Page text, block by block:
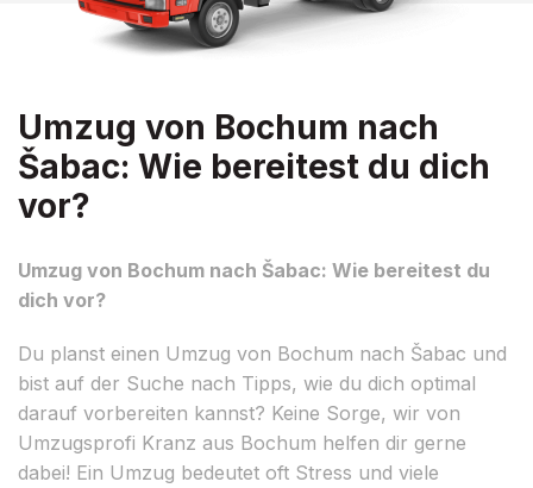
Umzug von Bochum nach
Šabac: Wie bereitest du dich
vor?
Umzug von Bochum nach Šabac: Wie bereitest du
dich vor?
Du planst einen Umzug von Bochum nach Šabac und
bist auf der Suche nach Tipps, wie du dich optimal
darauf vorbereiten kannst? Keine Sorge, wir von
Umzugsprofi Kranz aus Bochum helfen dir gerne
dabei! Ein Umzug bedeutet oft Stress und viele